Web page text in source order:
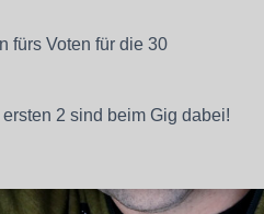
fürs Voten für die 30
2 sind beim Gig dabei!